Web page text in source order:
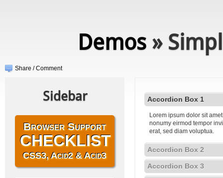
Demos»
Share / Comment
Accordion Box 1
Lorem ipsum dolor sit
nonumy eirmod tempor
erat, sed diam voluptua.
Accordion Box 2
Accordion Box 3
Sidebar
Browser Support
CHECKLIST
CSS3, Acid2 & Acid3